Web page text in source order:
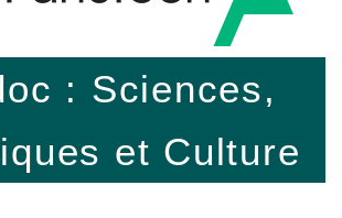
: Sciences,
et Culture